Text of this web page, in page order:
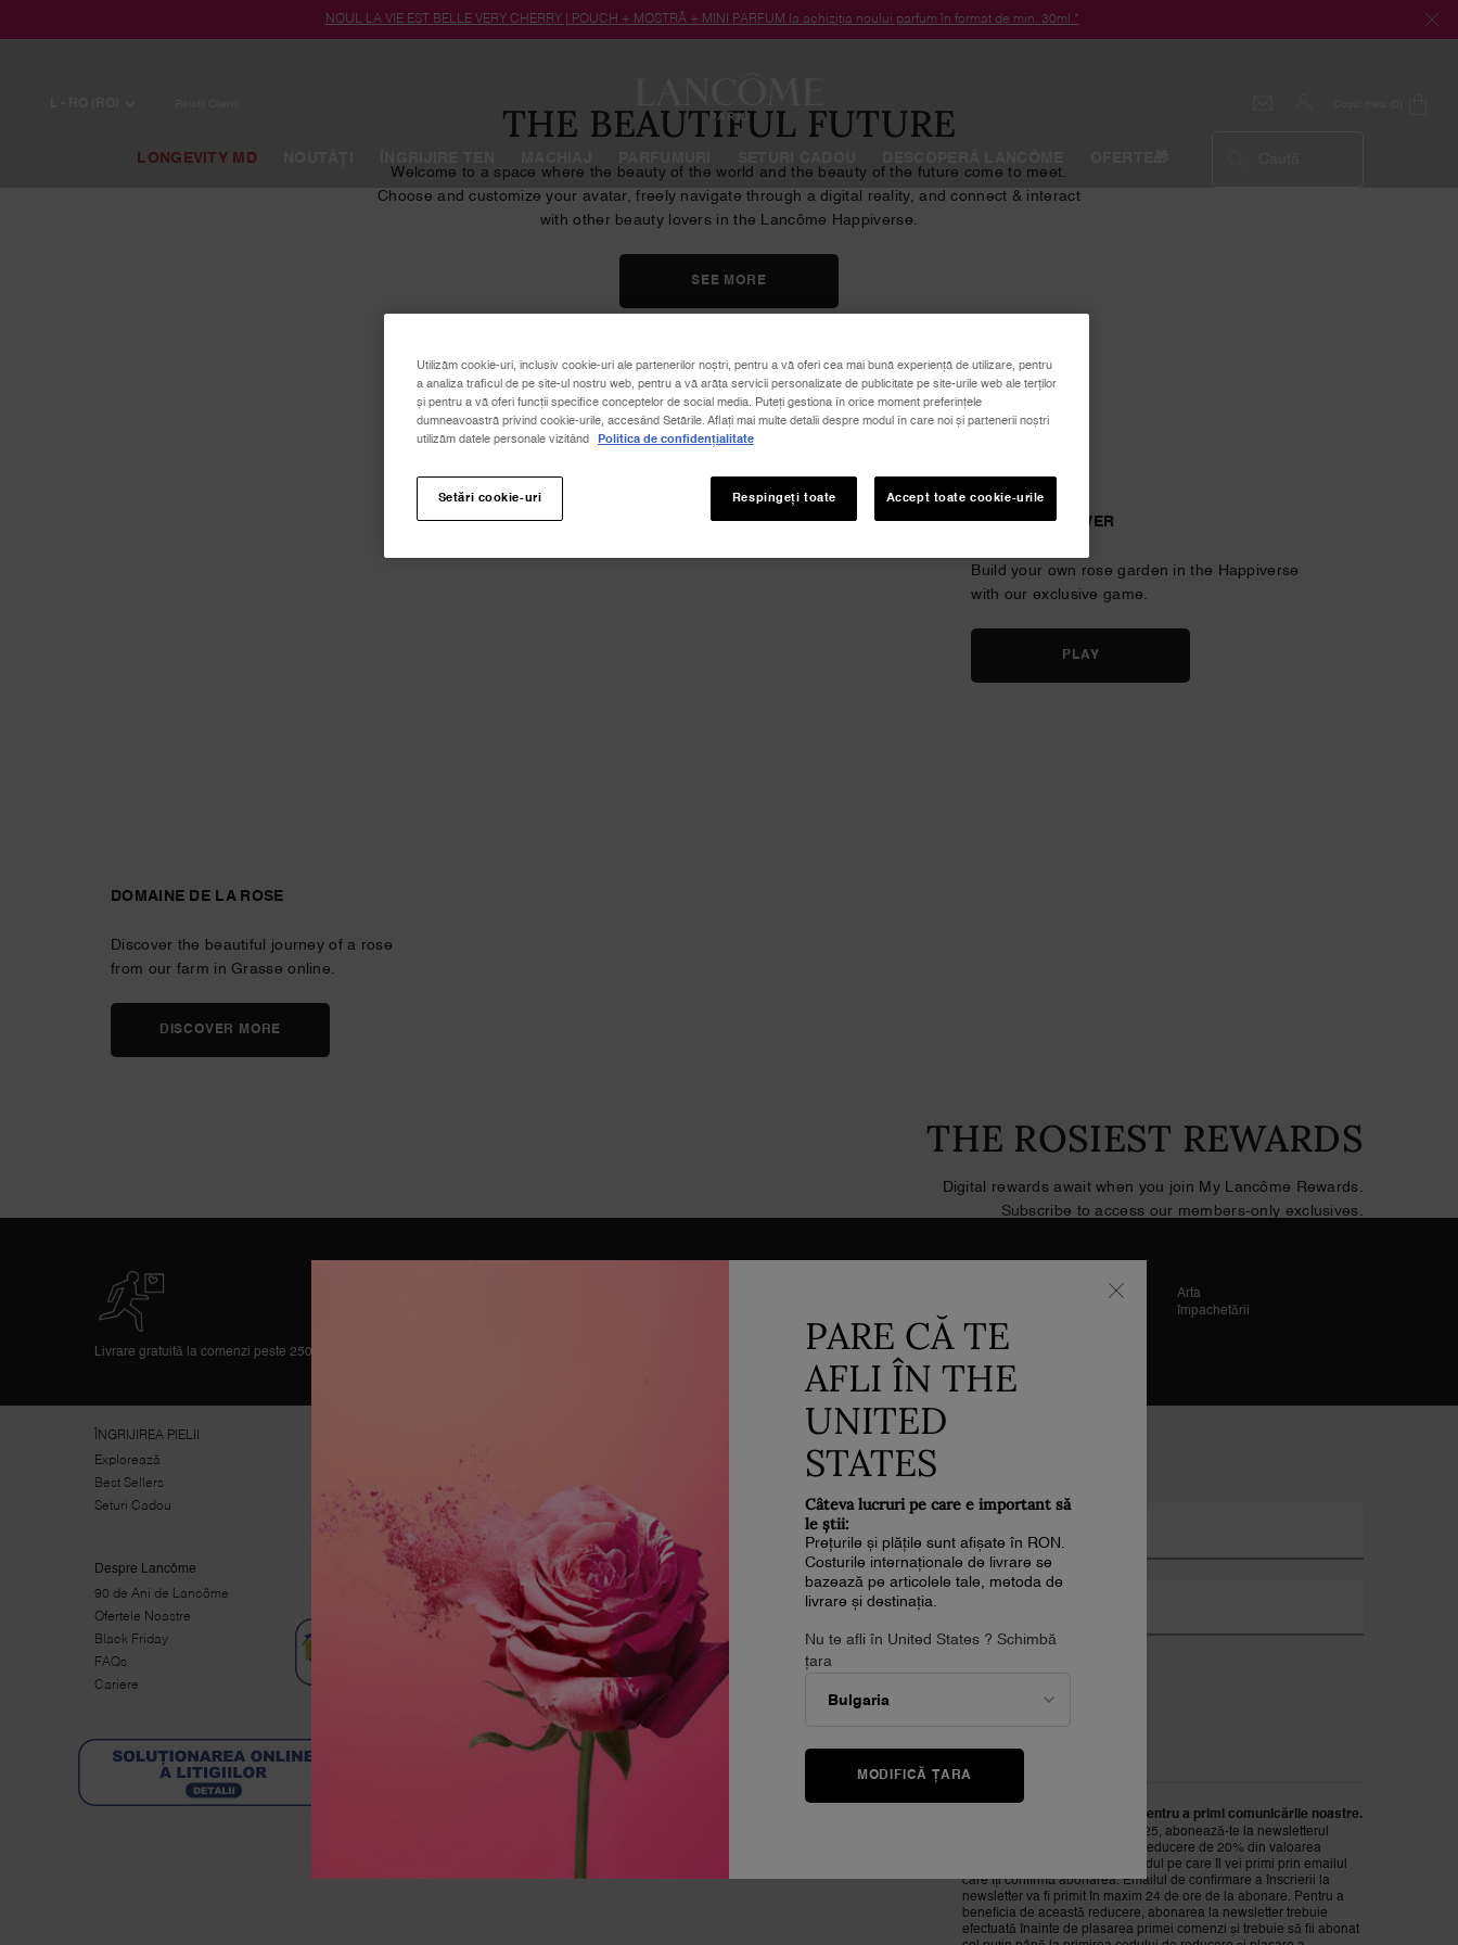
NOUL LA VIE EST BELLE VERY CHERRY | POUCH + MOSTRĂ + MINI PARFUM la achiziția noului parfum în format de min. 30ml.*
LONGEVITY MD
THE BEAUTIFUL FUTURE
Welcome to a space where the beauty of the world and the beauty of the future come to meet.
Choose and customize your avatar, freely navigate through a digital reality, and connect & interact
with other beauty lovers in the Lancôme Happiverse.
SEE MORE
GARDEN GROWER
Build your own rose garden in the Happiverse
with our exclusive game.
PLAY
DOMAINE DE LA ROSE
Discover the beautiful journey of a rose
from our farm in Grasse online.
DISCOVER MORE
THE ROSIEST REWARDS
Digital rewards await when you join My Lancôme Rewards.
Subscribe to access our members-only exclusives.
Livrare gratuită la comenzi peste 250 lei
Arta
împachetării
ÎNGRIJIREA PIELII
Explorează
Best Sellers
Seturi Cadou
Best Sellers
Seturi Cadou
Best Sellers
Seturi Cadou
SETURI CADOU
Seturi Machiaj
Seturi Îngrijire ten
Despre Lancôme
90 de Ani de Lancôme
Ofertele Noastre
Black Friday
FAQs
Cariere
SMS
Trebuie să ai cel puțin 18 ani pentru a primi comunicările noastre.
*Începând cu data de 03/06/2025, abonează-te la newsletterul
Lancôme și te vei bucura de o reducere de 20% din valoarea
primelor 3 comenzi, folosind codul pe care îl vei primi prin emailul
care îți confirmă abonarea. Emailul de confirmare a înscrierii la
newsletter va fi primit în maxim 24 de ore de la abonare. Pentru a
beneficia de această reducere, abonarea la newsletter trebuie
efectuată înainte de plasarea primei comenzi și trebuie să fii abonat
Utilizăm cookie-uri, inclusiv cookie-uri ale partenerilor noștri, pentru a vă oferi cea mai bună experiență de utilizare, pentru
a analiza traficul de pe site-ul nostru web, pentru a vă arăta servicii personalizate de publicitate pe site-urile web ale terților
și pentru a vă oferi funcții specifice conceptelor de social media. Puteți gestiona în orice moment preferințele
dumneavoastră privind cookie-urile, accesând Setările. Aflați mai multe detalii despre modul în care noi și partenerii noștri
utilizăm datele personale vizitând
Politica de confidențialitate
Setări cookie-uri Respingeți toate Accept toate cookie-urile
PARE CĂ TE
AFLI ÎN THE
UNITED
STATES
Câteva lucruri pe care e important să
le știi:
Prețurile și plățile sunt afișate în RON.
Costurile internaționale de livrare se
bazează pe articolele tale, metoda de
livrare și destinația.
Nu te afli în United States ? Schimbă
țara
MODIFICĂ ȚARA